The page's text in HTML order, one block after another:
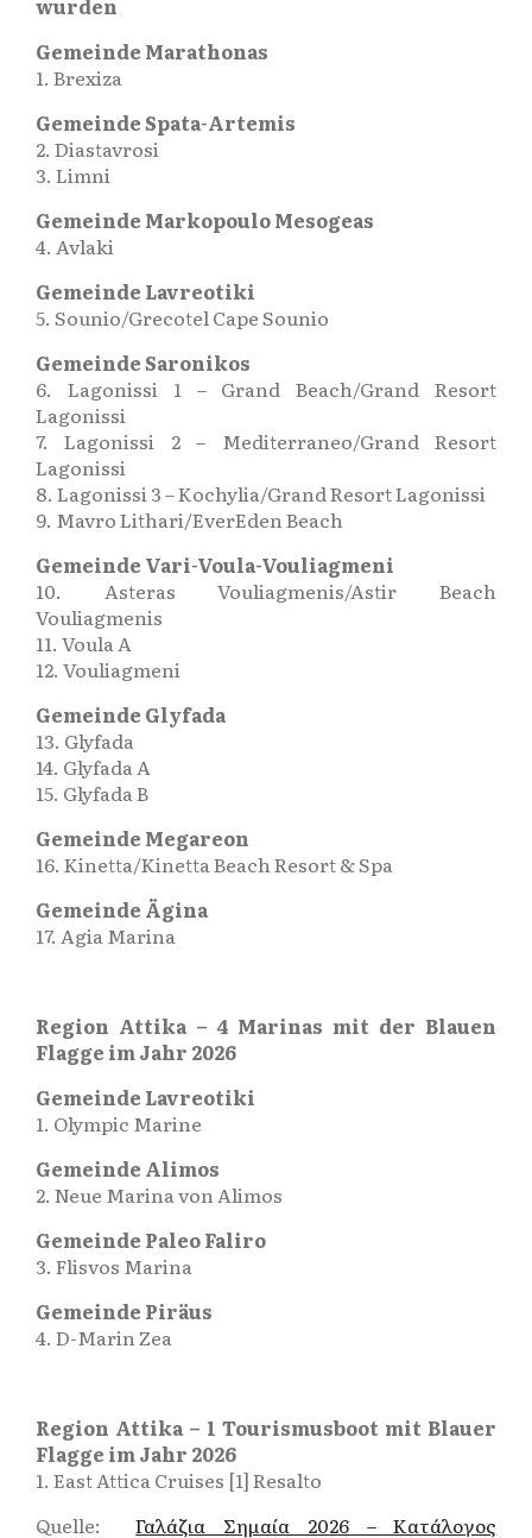
wurden
Gemeinde Marathonas
1. Brexiza
Gemeinde Spata-Artemis
2. Diastavrosi
3. Limni
Gemeinde Markopoulo Mesogeas
4. Avlaki
Gemeinde Lavreotiki
5. Sounio/Grecotel Cape Sounio
Gemeinde Saronikos
6. Lagonissi 1 – Grand Beach/Grand Resort
Lagonissi
7. Lagonissi 2 – Mediterraneo/Grand Resort
Lagonissi
8. Lagonissi 3 – Kochylia/Grand Resort Lagonissi
9. Mavro Lithari/EverEden Beach
Gemeinde Vari-Voula-Vouliagmeni
10. Asteras Vouliagmenis/Astir Beach
Vouliagmenis
11. Voula A
12. Vouliagmeni
Gemeinde Glyfada
13. Glyfada
14. Glyfada A
15. Glyfada B
Gemeinde Megareon
16. Kinetta/Kinetta Beach Resort & Spa
Gemeinde Ägina
17. Agia Marina
Region Attika – 4 Marinas mit der Blauen
Flagge im Jahr 2026
Gemeinde Lavreotiki
1. Olympic Marine
Gemeinde Alimos
2. Neue Marina von Alimos
Gemeinde Paleo Faliro
3. Flisvos Marina
Gemeinde Piräus
4. D-Marin Zea
Region Attika – 1 Tourismusboot mit Blauer
Flagge im Jahr 2026
1. East Attica Cruises [1] Resalto
Quelle:Γαλάζια Σημαία 2026 – Κατάλογος